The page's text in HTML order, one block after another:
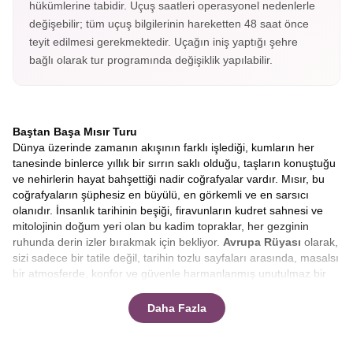
hükümlerine tabidir. Uçuş saatleri operasyonel nedenlerle
değişebilir; tüm uçuş bilgilerinin hareketten 48 saat önce
teyit edilmesi gerekmektedir. Uçağın iniş yaptığı şehre
bağlı olarak tur programında değişiklik yapılabilir.
Baştan Başa Mısır Turu
Dünya üzerinde zamanın akışının farklı işlediği, kumların her
tanesinde binlerce yıllık bir sırrın saklı olduğu, taşların konuştuğu
ve nehirlerin hayat bahşettiği nadir coğrafyalar vardır. Mısır, bu
coğrafyaların şüphesiz en büyülü, en görkemli ve en sarsıcı
olanıdır. İnsanlık tarihinin beşiği, firavunların kudret sahnesi ve
mitolojinin doğum yeri olan bu kadim topraklar, her gezginin
ruhunda derin izler bırakmak için bekliyor. Avrupa Rüyası olarak,
sizi sadece bir tatile değil, tarihin tozlu sayfaları arasında, masalsı
bir atmosferde, konfor ve güvenle harmanlanmış unutulmaz bir
rotamızla, bu eşsiz serüvende yerinizi almaya hazır mısınız?
Bu yolculuk, sadece coğrafi bir yer değiştirme değil, aynı
Daha Fazla